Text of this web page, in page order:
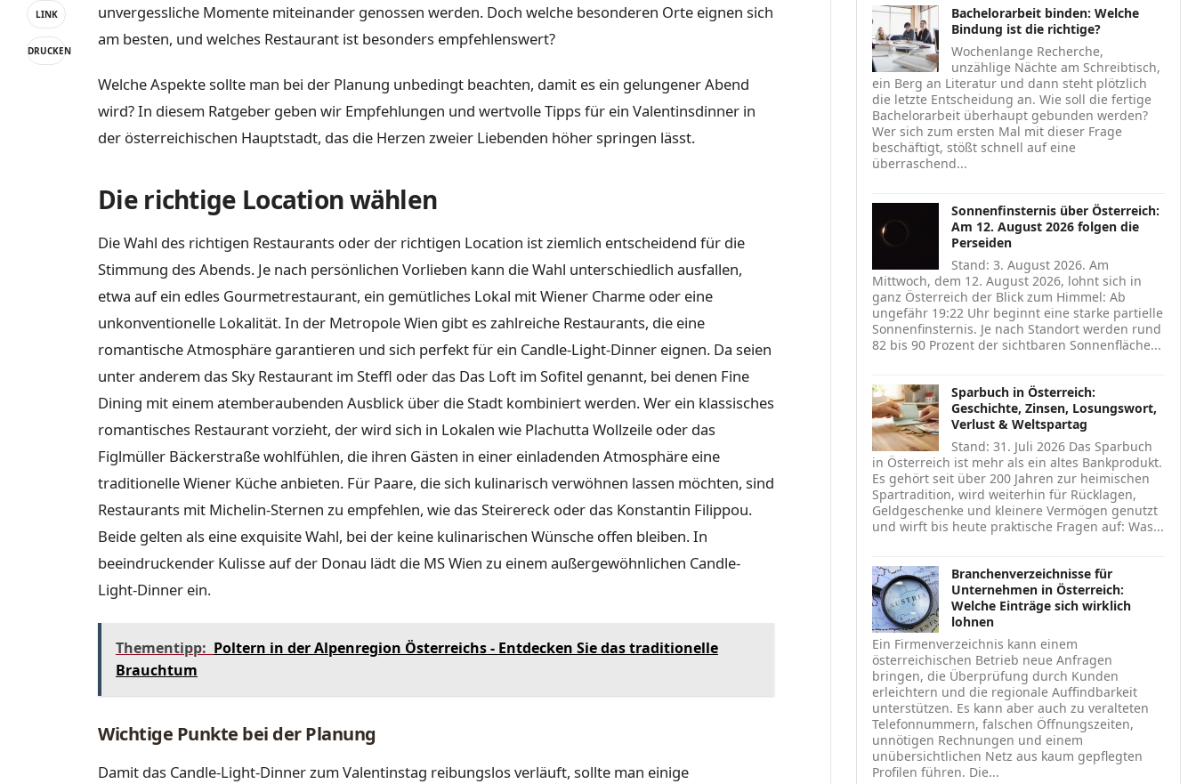
LINK
DRUCKEN
unvergessliche Momente miteinander genossen werden. Doch welche besonderen Orte eignen sich
am besten, und welches Restaurant ist besonders empfehlenswert?
Welche Aspekte sollte man bei der Planung unbedingt beachten, damit es ein gelungener Abend
wird? In diesem Ratgeber geben wir Empfehlungen und wertvolle Tipps für ein Valentinsdinner in
der österreichischen Hauptstadt, das die Herzen zweier Liebenden höher springen lässt.
Die richtige Location wählen
Die Wahl des richtigen Restaurants oder der richtigen Location ist ziemlich entscheidend für die
Stimmung des Abends. Je nach persönlichen Vorlieben kann die Wahl unterschiedlich ausfallen,
etwa auf ein edles Gourmetrestaurant, ein gemütliches Lokal mit Wiener Charme oder eine
unkonventionelle Lokalität. In der Metropole Wien gibt es zahlreiche Restaurants, die eine
romantische Atmosphäre garantieren und sich perfekt für ein Candle-Light-Dinner eignen. Da seien
unter anderem das Sky Restaurant im Steffl oder das Das Loft im Sofitel genannt, bei denen Fine
Dining mit einem atemberaubenden Ausblick über die Stadt kombiniert werden. Wer ein klassisches
romantisches Restaurant vorzieht, der wird sich in Lokalen wie Plachutta Wollzeile oder das
Figlmüller Bäckerstraße wohlfühlen, die ihren Gästen in einer einladenden Atmosphäre eine
traditionelle Wiener Küche anbieten. Für Paare, die sich kulinarisch verwöhnen lassen möchten, sind
Restaurants mit Michelin-Sternen zu empfehlen, wie das Steirereck oder das Konstantin Filippou.
Beide gelten als eine exquisite Wahl, bei der keine kulinarischen Wünsche offen bleiben. In
beeindruckender Kulisse auf der Donau lädt die MS Wien zu einem außergewöhnlichen Candle-
Light-Dinner ein.
Thementipp: Poltern in der Alpenregion Österreichs - Entdecken Sie das traditionelle
Brauchtum
Wichtige Punkte bei der Planung
Damit das Candle-Light-Dinner zum Valentinstag reibungslos verläuft, sollte man einige
Bachelorarbeit binden: Welche
Bindung ist die richtige?
Wochenlange Recherche,
unzählige Nächte am Schreibtisch,
ein Berg an Literatur und dann steht plötzlich
die letzte Entscheidung an. Wie soll die fertige
Bachelorarbeit überhaupt gebunden werden?
Wer sich zum ersten Mal mit dieser Frage
beschäftigt, stößt schnell auf eine
überraschend...
Sonnenfinsternis über Österreich:
Am 12. August 2026 folgen die
Perseiden
Stand: 3. August 2026. Am
Mittwoch, dem 12. August 2026, lohnt sich in
ganz Österreich der Blick zum Himmel: Ab
ungefähr 19:22 Uhr beginnt eine starke partielle
Sonnenfinsternis. Je nach Standort werden rund
82 bis 90 Prozent der sichtbaren Sonnenfläche...
Sparbuch in Österreich:
Geschichte, Zinsen, Losungswort,
Verlust & Weltspartag
Stand: 31. Juli 2026 Das Sparbuch
in Österreich ist mehr als ein altes Bankprodukt.
Es gehört seit über 200 Jahren zur heimischen
Spartradition, wird weiterhin für Rücklagen,
Geldgeschenke und kleinere Vermögen genutzt
und wirft bis heute praktische Fragen auf: Was...
Branchenverzeichnisse für
Unternehmen in Österreich:
Welche Einträge sich wirklich
lohnen
Ein Firmenverzeichnis kann einem
österreichischen Betrieb neue Anfragen
bringen, die Überprüfung durch Kunden
erleichtern und die regionale Auffindbarkeit
unterstützen. Es kann aber auch zu veralteten
Telefonnummern, falschen Öffnungszeiten,
unnötigen Rechnungen und einem
unübersichtlichen Netz aus kaum gepflegten
Profilen führen. Die...